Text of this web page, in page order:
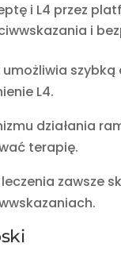
i L4 przez
i
L4.
działania
terapię.
zawsze